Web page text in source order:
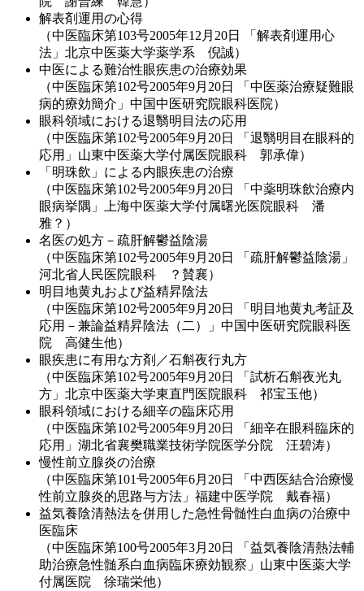
解表剤運用の心得
（中医臨床第103号2005年12月20日 「解表剤運用心
法」北京中医薬大学薬学系 倪誠）
中医による難治性眼疾患の治療効果
（中医臨床第102号2005年9月20日 「中医薬治療疑難眼
病的療効簡介」中国中医研究院眼科医院）
眼科領域における退翳明目法の応用
（中医臨床第102号2005年9月20日 「退翳明目在眼科的
応用」山東中医薬大学付属医院眼科 郭承偉）
「明珠飲」による内眼疾患の治療
（中医臨床第102号2005年9月20日 「中薬明珠飲治療内
眼病挙隅」上海中医薬大学付属曙光医院眼科 潘
雅？）
名医の処方－疏肝解鬱益陰湯
（中医臨床第102号2005年9月20日 「疏肝解鬱益陰湯」
河北省人民医院眼科 ？賛襄）
明目地黄丸および益精昇陰法
（中医臨床第102号2005年9月20日 「明目地黄丸考証及
応用－兼論益精昇陰法（二）」中国中医研究院眼科医
院 高健生他）
眼疾患に有用な方剤／石斛夜行丸方
（中医臨床第102号2005年9月20日 「試析石斛夜光丸
方」北京中医薬大学東直門医院眼科 祁宝玉他）
眼科領域における細辛の臨床応用
（中医臨床第102号2005年9月20日 「細辛在眼科臨床的
応用」湖北省襄樊職業技術学院医学分院 汪碧涛）
慢性前立腺炎の治療
（中医臨床第101号2005年6月20日 「中西医結合治療慢
性前立腺炎的思路与方法」福建中医学院 戴春福）
益気養陰清熱法を併用した急性骨髄性白血病の治療中
医臨床
（中医臨床第100号2005年3月20日 「益気養陰清熱法輔
助治療急性髄系白血病臨床療効観察」山東中医薬大学
付属医院 徐瑞栄他）